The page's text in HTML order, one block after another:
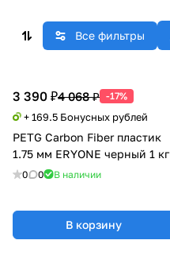
Все фильтры
3 390 ₽4 068 ₽ -17%
+ 169.5 Бонусных рублей
PETG Carbon Fiber пластик
1.75 мм ERYONE черный 1 кг
0 0 В наличии
В корзину